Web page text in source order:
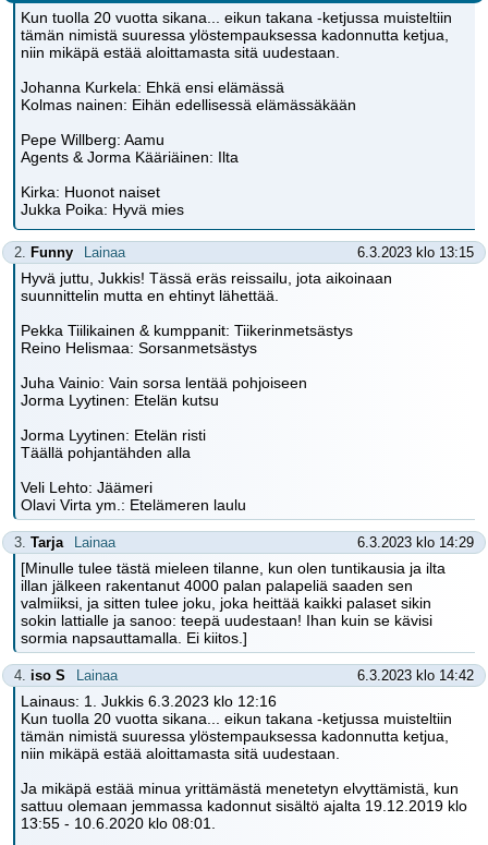
Kun tuolla 20 vuotta sikana... eikun takana -ketjussa muisteltiin
tämän nimistä suuressa ylöstempauksessa kadonnutta ketjua,
niin mikäpä estää aloittamasta sitä uudestaan.
Johanna Kurkela: Ehkä ensi elämässä
Kolmas nainen: Eihän edellisessä elämässäkään
Pepe Willberg: Aamu
Agents & Jorma Kääriäinen: Ilta
Kirka: Huonot naiset
Jukka Poika: Hyvä mies
2. Funny Lainaa 6.3.2023 klo 13:15
Hyvä juttu, Jukkis! Tässä eräs reissailu, jota aikoinaan
suunnittelin mutta en ehtinyt lähettää.
Pekka Tiilikainen & kumppanit: Tiikerinmetsästys
Reino Helismaa: Sorsanmetsästys
Juha Vainio: Vain sorsa lentää pohjoiseen
Jorma Lyytinen: Etelän kutsu
Jorma Lyytinen: Etelän risti
Täällä pohjantähden alla
Veli Lehto: Jäämeri
Olavi Virta ym.: Etelämeren laulu
3. Tarja Lainaa 6.3.2023 klo 14:29
[Minulle tulee tästä mieleen tilanne, kun olen tuntikausia ja ilta
illan jälkeen rakentanut 4000 palan palapeliä saaden sen
valmiiksi, ja sitten tulee joku, joka heittää kaikki palaset sikin
sokin lattialle ja sanoo: teepä uudestaan! Ihan kuin se kävisi
sormia napsauttamalla. Ei kiitos.]
4. iso S Lainaa 6.3.2023 klo 14:42
Lainaus: 1. Jukkis 6.3.2023 klo 12:16
Kun tuolla 20 vuotta sikana... eikun takana -ketjussa muisteltiin
tämän nimistä suuressa ylöstempauksessa kadonnutta ketjua,
niin mikäpä estää aloittamasta sitä uudestaan.
Ja mikäpä estää minua yrittämästä menetetyn elvyttämistä, kun
sattuu olemaan jemmassa kadonnut sisältö ajalta 19.12.2019 klo
13:55 - 10.6.2020 klo 08:01.